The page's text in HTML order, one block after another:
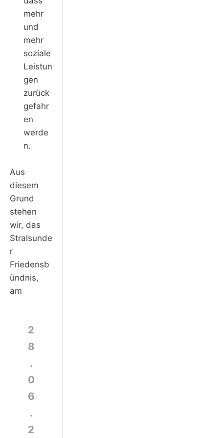
mehr
und
mehr
soziale
Leistun
gen
zurück
gefahr
en
werde
n.
Aus
diesem
Grund
stehen
wir, das
Stralsunde
r
Friedensb
ündnis,
am
2
8
.
0
6
.
2